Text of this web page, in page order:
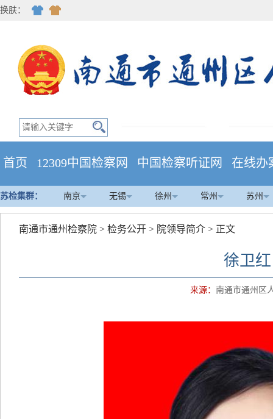
换肤：
首页 12309中国检察网 中国检察听证网 在线办
苏检集群： 南京 无锡 徐州 常州 苏州
南通市通州检察院 > 检务公开 > 院领导简介 > 正文
徐卫红
来源： 南通市通州区